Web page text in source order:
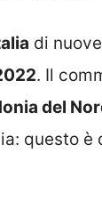
di
. Il
del
questo è